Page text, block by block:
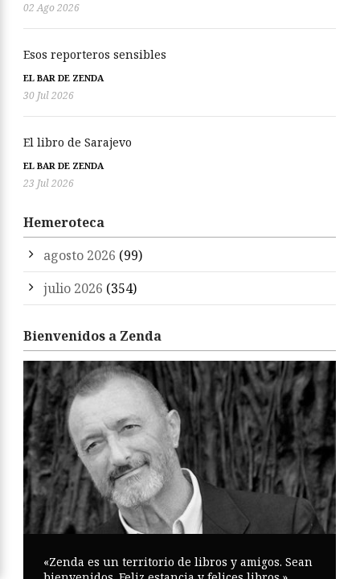
02 Ago 2026
Esos reporteros sensibles
EL BAR DE ZENDA
30 Jul 2026
El libro de Sarajevo
EL BAR DE ZENDA
23 Jul 2026
Hemeroteca
agosto 2026 (99)
julio 2026 (354)
Bienvenidos a Zenda
«Zenda es un territorio de libros y amigos. Sean